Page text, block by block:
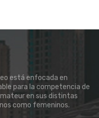
está enfocada en
para la competencia de
en sus distintas
como femeninos.